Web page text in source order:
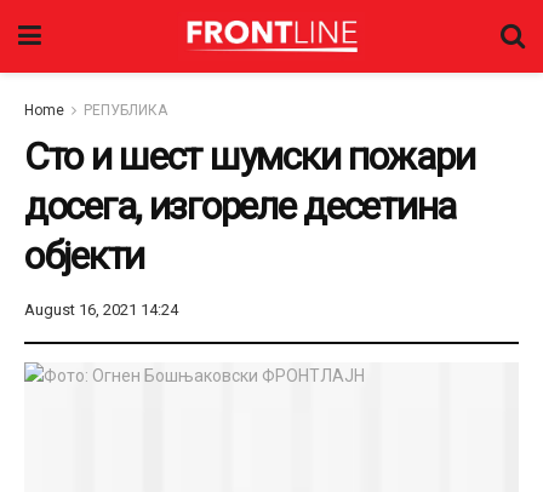
Home РЕПУБЛИКА
Сто и шест шумски пожари
досега, изгореле десетина
објекти
August 16, 2021 14:24